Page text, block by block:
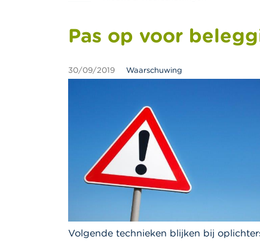
Pas op voor
30/09/2019 Waarschuwing
Volgende technieken blijken bij